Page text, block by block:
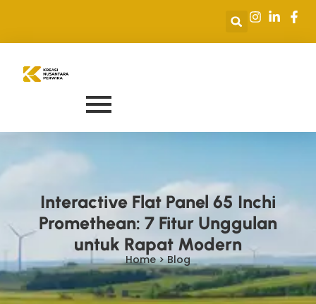
Interactive Flat Panel 65 Inchi
Promethean: 7 Fitur Unggulan
untuk Rapat Modern
Home > Blog